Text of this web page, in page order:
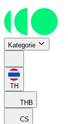
Kategorie
TH
THB
CS